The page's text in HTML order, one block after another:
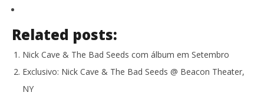
Related posts:
Nick Cave & The Bad Seeds com álbum em Setembro
Exclusivo: Nick Cave & The Bad Seeds @ Beacon Theater,
NY